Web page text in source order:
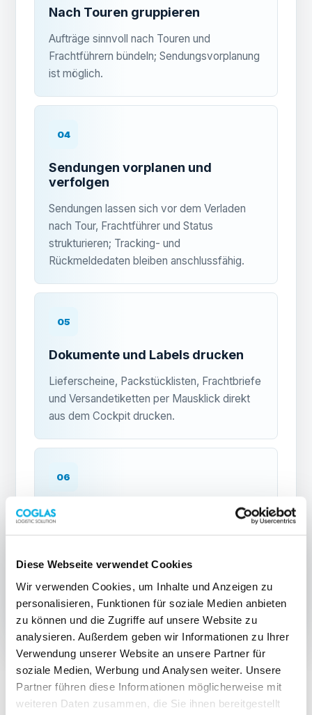
Diese Webseite verwendet Cookies
Wir verwenden Cookies, um Inhalte und Anzeigen zu
personalisieren, Funktionen für soziale Medien anbieten
zu können und die Zugriffe auf unsere Website zu
analysieren. Außerdem geben wir Informationen zu Ihrer
Verwendung unserer Website an unsere Partner für
soziale Medien, Werbung und Analysen weiter. Unsere
Partner führen diese Informationen möglicherweise mit
weiteren Daten zusammen, die Sie ihnen bereitgestellt
Nach Touren gruppieren
Aufträge sinnvoll nach Touren und
Frachtführern bündeln; Sendungsvorplanung
ist möglich.
04
Sendungen vorplanen und
verfolgen
Sendungen lassen sich vor dem Verladen
nach Tour, Frachtführer und Status
strukturieren; Tracking- und
Rückmeldedaten bleiben anschlussfähig.
05
Dokumente und Labels drucken
Lieferscheine, Packstücklisten, Frachtbriefe
und Versandetiketten per Mausklick direkt
aus dem Cockpit drucken.
06
Verladescan und Rückmeldung
Der abschließende Verladescan sichert die
Sendungsnummer und Statusdaten gehen an
Shop, ERP oder SAP.